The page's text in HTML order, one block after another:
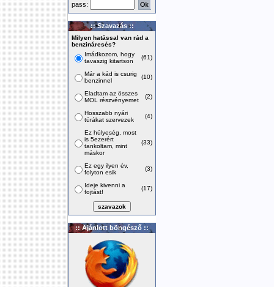
pass:
:: Szavazás ::
Milyen hatással van rád a
benzináresés?
Imádkozom, hogy
tavaszig kitartson
(61)
Már a kád is csurig
benzinnel
(10)
Eladtam az összes
MOL részvényemet
(2)
Hosszabb nyári
túrákat szervezek
(4)
Ez hülyeség, most
is 5ezerért
tankoltam, mint
máskor
(33)
Ez egy ilyen év,
folyton esik
(3)
Ideje kivenni a
fojtást!
(17)
:: Ajánlott böngésző ::